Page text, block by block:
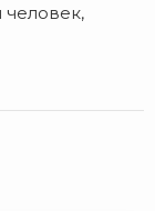
человек,